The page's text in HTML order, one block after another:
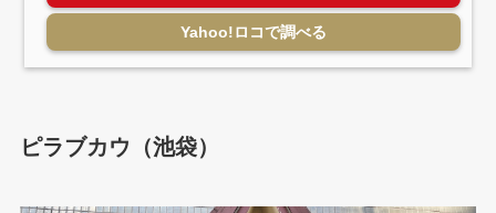
Yahoo!ロコで調べる
ピラブカウ（池袋）